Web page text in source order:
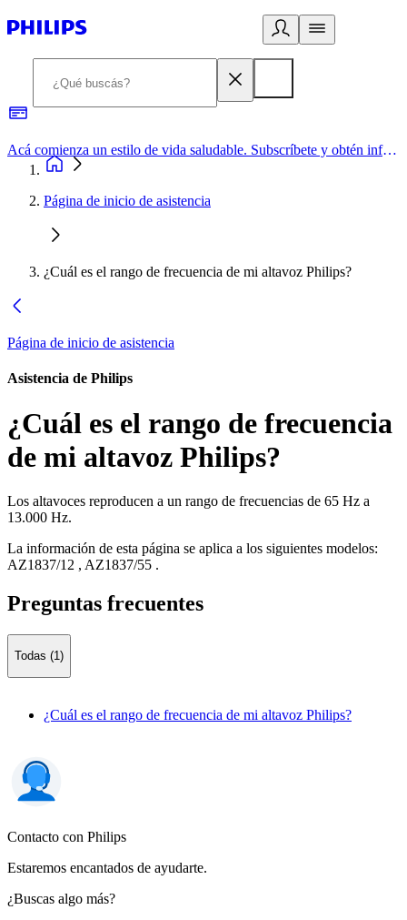
Acá comienza un estilo de vida saludable. Subscríbete y obtén información de primera mano
Página de inicio de asistencia
¿Cuál es el rango de frecuencia de mi altavoz Philips?
Página de inicio de asistencia
Asistencia de Philips
¿Cuál es el rango de frecuencia
de mi altavoz Philips?
Los altavoces reproducen a un rango de frecuencias de 65 Hz a
13.000 Hz.
La información de esta página se aplica a los siguientes modelos:
AZ1837/12 , AZ1837/55 .
Preguntas frecuentes
Todas (1)
¿Cuál es el rango de frecuencia de mi altavoz Philips?
Contacto con Philips
Estaremos encantados de ayudarte.
¿Buscas algo más?